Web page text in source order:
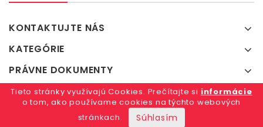
KONTAKTUJTE NÁS
KATEGÓRIE
PRÁVNE DOKUMENTY
www.ironfactor.sk |Podmienky pre použitie
Tieto stránky využívajú Cookies. Prečítajte si informácie
o tom, ako používame cookies na týchto webových
stránkach.
Súhlasím